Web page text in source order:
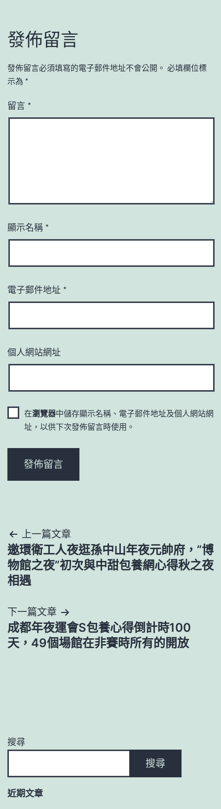
發佈留言
發佈留言必須填寫的電子郵件地址不會公開。 必填欄位標
示為 *
留言 *
顯示名稱 *
電子郵件地址 *
個人網站網址
在瀏覽器中儲存顯示名稱、電子郵件地址及個人網站網
址，以供下次發佈留言時使用。
文
章
導
覽
上一篇文章
邀環衛工人夜逛孫中山年夜元帥府，“博
物館之夜”初次與中甜包養網心得秋之夜
相遇
下一篇文章
成都年夜運會S包養心得倒計時100
天，49個場館在非賽時所有的開放
搜尋
搜尋
近期文章